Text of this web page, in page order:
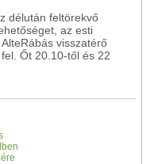
délután feltörekvő
az esti
visszatérő
Őt 20.10-től és 22